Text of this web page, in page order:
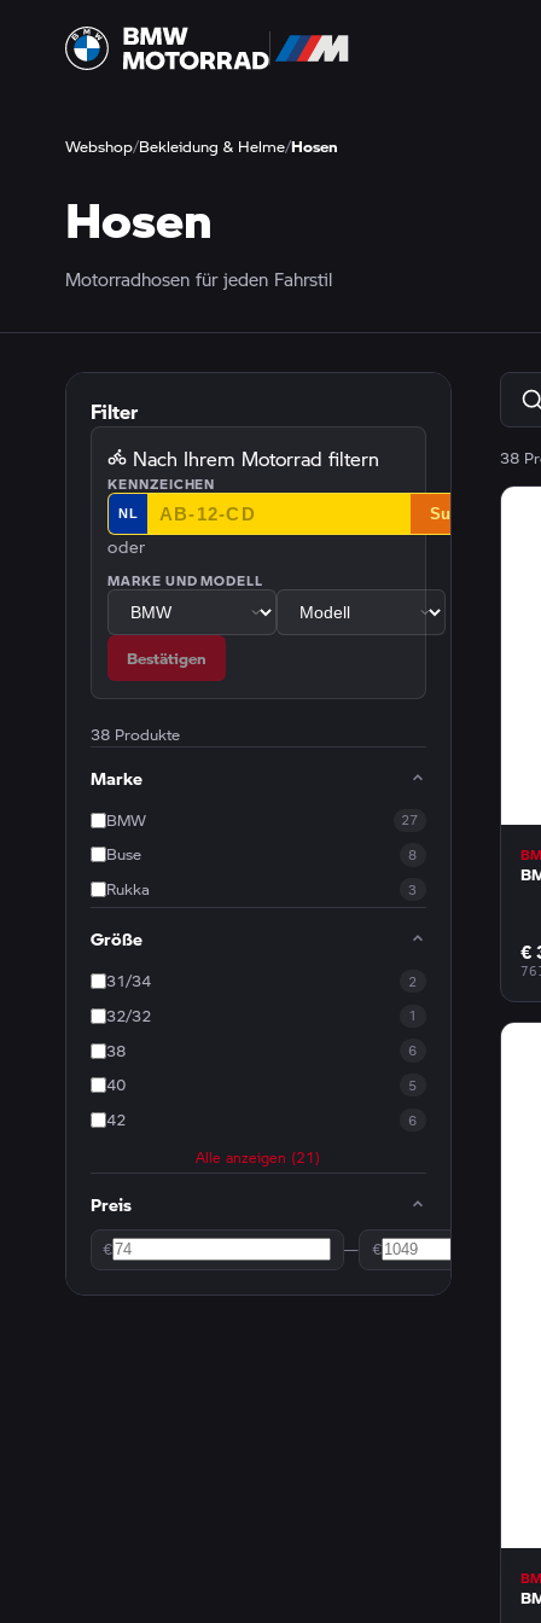
Webshop/Bekleidung & Helme/Hosen
Hosen
Motorradhosen für jeden Fahrstil
Filter
Nach Ihrem Motorrad filtern
KENNZEICHEN
NL Suchen
oder
MARKE UND MODELL
Bestätigen
38 Produkte
Marke
BMW 27
Buse 8
Rukka 3
Größe
31/34 2
32/32 1
38 6
40 5
42 6
Alle anzeigen (21)
Preis
€ — €
38
€